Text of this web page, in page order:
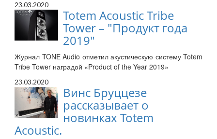
23.03.2020
Totem Acoustic Tribe
Tower – "Продукт года
2019"
Журнал TONE Audio отметил акустическую систему Totem
Tribe Tower наградой «Product of the Year 2019»
23.03.2020
Винс Бруццезе
рассказывает о
новинках Totem
Acoustic.